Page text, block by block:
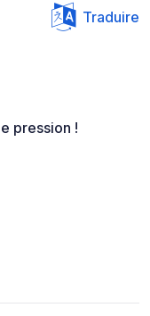
Traduire
pression !